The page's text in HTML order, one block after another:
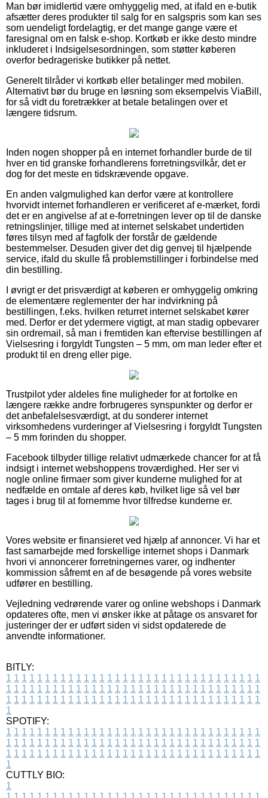
Man bør imidlertid være omhyggelig med, at ifald en e-butik
afsætter deres produkter til salg for en salgspris som kan ses
som uendeligt fordelagtig, er det mange gange være et
faresignal om en falsk e-shop. Kortkøb er ikke desto mindre
inkluderet i Indsigelsesordningen, som støtter køberen
overfor bedrageriske butikker på nettet.
Generelt tilråder vi kortkøb eller betalinger med mobilen.
Alternativt bør du bruge en løsning som eksempelvis ViaBill,
for så vidt du foretrækker at betale betalingen over et
længere tidsrum.
Inden nogen shopper på en internet forhandler burde de til
hver en tid granske forhandlerens forretningsvilkår, det er
dog for det meste en tidskrævende opgave.
En anden valgmulighed kan derfor være at kontrollere
hvorvidt internet forhandleren er verificeret af e-mærket, fordi
det er en angivelse af at e-forretningen lever op til de danske
retningslinjer, tillige med at internet selskabet undertiden
føres tilsyn med af fagfolk der forstår de gældende
bestemmelser. Desuden giver det dig genvej til hjælpende
service, ifald du skulle få problemstillinger i forbindelse med
din bestilling.
I øvrigt er det prisværdigt at køberen er omhyggelig omkring
de elementære reglementer der har indvirkning på
bestillingen, f.eks. hvilken returret internet selskabet kører
med. Derfor er det ydermere vigtigt, at man stadig opbevarer
sin ordremail, så man i fremtiden kan eftervise bestillingen af
Vielsesring i forgyldt Tungsten – 5 mm, om man leder efter et
produkt til en dreng eller pige.
Trustpilot yder aldeles fine muligheder for at fortolke en
længere række andre forbrugeres synspunkter og derfor er
det anbefalelsesværdigt, at du sonderer internet
virksomhedens vurderinger af Vielsesring i forgyldt Tungsten
– 5 mm forinden du shopper.
Facebook tilbyder tillige relativt udmærkede chancer for at få
indsigt i internet webshoppens troværdighed. Her ser vi
nogle online firmaer som giver kunderne mulighed for at
nedfælde en omtale af deres køb, hvilket lige så vel bør
tages i brug til at fornemme hvor tilfredse kunderne er.
Vores website er finansieret ved hjælp af annoncer. Vi har et
fast samarbejde med forskellige internet shops i Danmark
hvori vi annoncerer forretningernes varer, og indhenter
kommission såfremt en af de besøgende på vores website
udfører en bestilling.
Vejledning vedrørende varer og online webshops i Danmark
opdateres ofte, men vi ønsker ikke at påtage os ansvaret for
justeringer der er udført siden vi sidst opdaterede de
anvendte informationer.
BITLY:
1 1 1 1 1 1 1 1 1 1 1 1 1 1 1 1 1 1 1 1 1 1 1 1 1 1 1 1 1 1 1 1 1
1 1 1 1 1 1 1 1 1 1 1 1 1 1 1 1 1 1 1 1 1 1 1 1 1 1 1 1 1 1 1 1 1
1 1 1 1 1 1 1 1 1 1 1 1 1 1 1 1 1 1 1 1 1 1 1 1 1 1 1 1 1 1 1 1 1
1
SPOTIFY:
1 1 1 1 1 1 1 1 1 1 1 1 1 1 1 1 1 1 1 1 1 1 1 1 1 1 1 1 1 1 1 1 1
1 1 1 1 1 1 1 1 1 1 1 1 1 1 1 1 1 1 1 1 1 1 1 1 1 1 1 1 1 1 1 1 1
1 1 1 1 1 1 1 1 1 1 1 1 1 1 1 1 1 1 1 1 1 1 1 1 1 1 1 1 1 1 1 1 1
1
CUTTLY BIO:
1